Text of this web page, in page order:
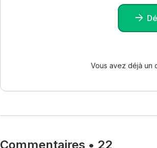
Vous avez déjà un
Commentaires • 22